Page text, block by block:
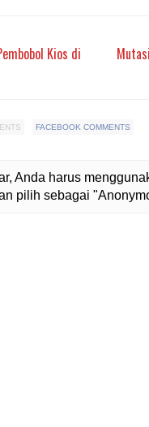
Kios di
FACEBOOK COMMENTS
Anda harus
pilih sebagai